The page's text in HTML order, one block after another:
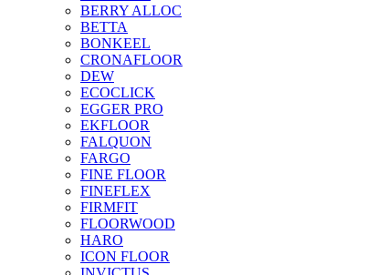
BERRY ALLOC
BETTA
BONKEEL
CRONAFLOOR
DEW
ECOCLICK
EGGER PRO
EKFLOOR
FALQUON
FARGO
FINE FLOOR
FINEFLEX
FIRMFIT
FLOORWOOD
HARO
ICON FLOOR